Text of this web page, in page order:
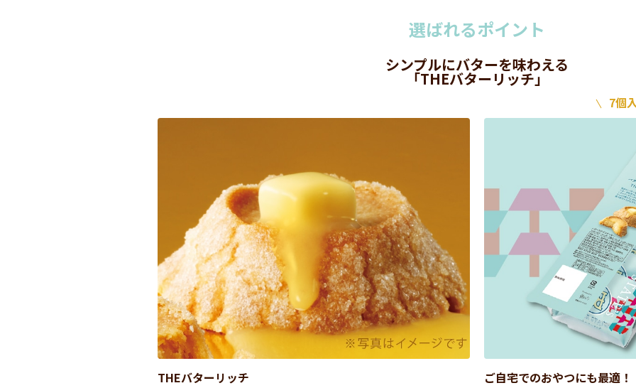
選ばれるポイント
シンプルにバターを味わえる
「THEバターリッチ」
THEバターリッチ
7個
ご自宅でのおやつにも最適！